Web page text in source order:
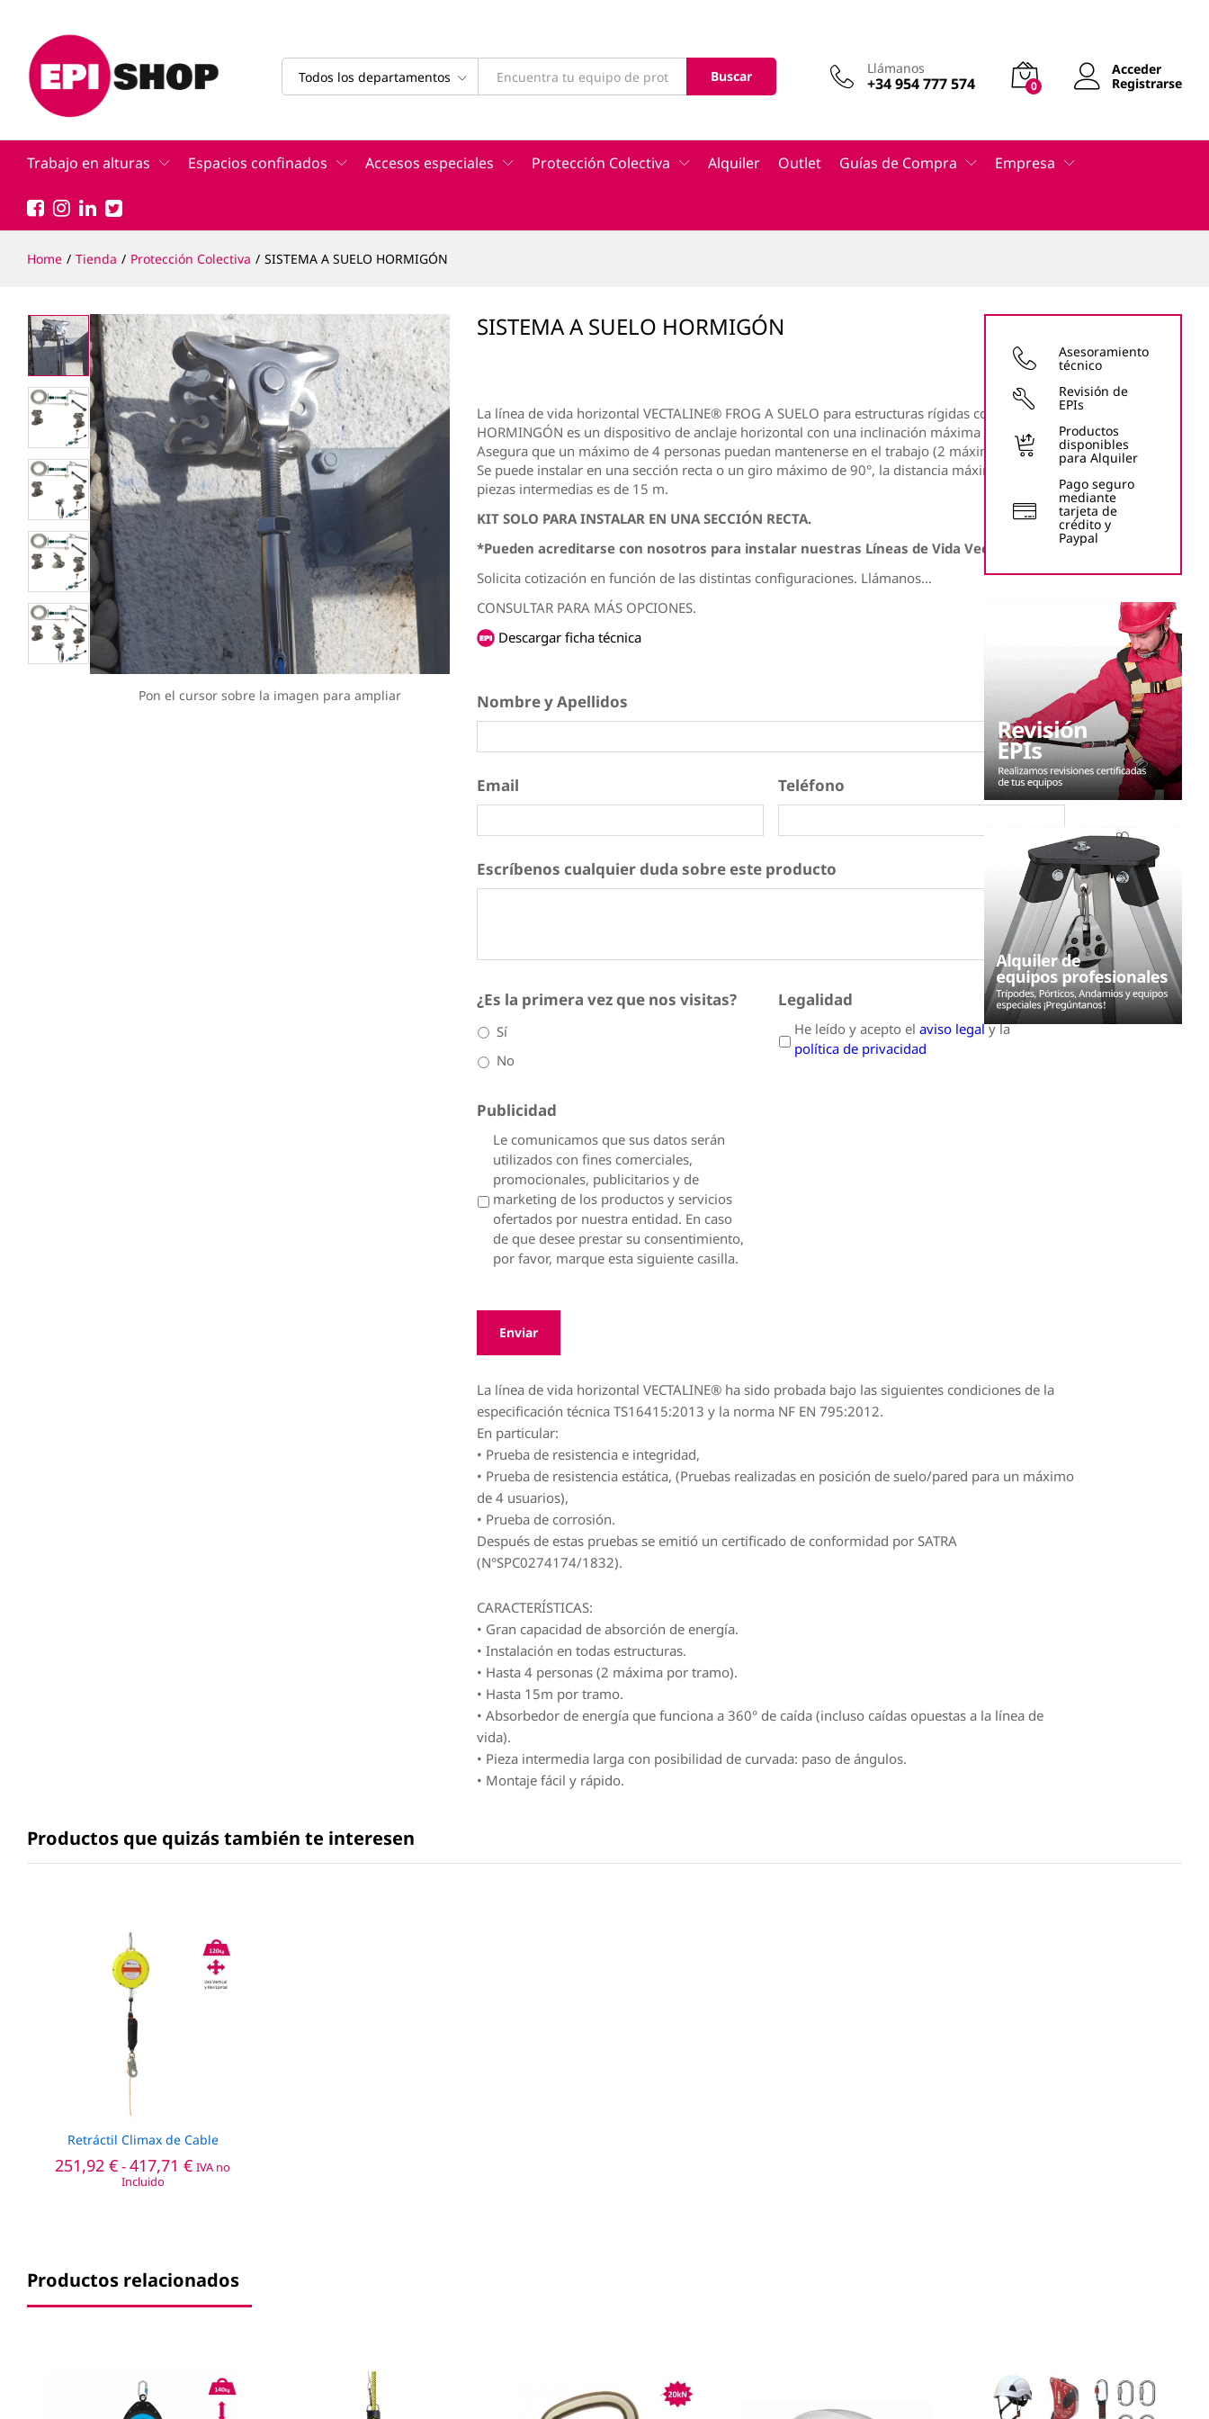
Todos los departamentos Buscar Llámanos
+34 954 777 574 0
Acceder
Registrarse
Trabajo en alturas Espacios confinados Accesos especiales Protección Colectiva Alquiler Outlet Guías de Compra Empresa
Home / Tienda / Protección Colectiva / SISTEMA A SUELO HORMIGÓN
Pon el cursor sobre la imagen para ampliar
SISTEMA A SUELO HORMIGÓN
La línea de vida horizontal VECTALINE® FROG A SUELO para estructuras rígidas como el
HORMINGÓN es un dispositivo de anclaje horizontal con una inclinación máxima de 15°.
Asegura que un máximo de 4 personas puedan mantenerse en el trabajo (2 máximo por tramo).
Se puede instalar en una sección recta o un giro máximo de 90°, la distancia máxima entre 2
piezas intermedias es de 15 m.
KIT SOLO PARA INSTALAR EN UNA SECCIÓN RECTA.
*Pueden acreditarse con nosotros para instalar nuestras Líneas de Vida Vectaline Frog.
Solicita cotización en función de las distintas configuraciones. Llámanos…
CONSULTAR PARA MÁS OPCIONES.
Descargar ficha técnica
Nombre y Apellidos
Email Teléfono
Escríbenos cualquier duda sobre este producto
¿Es la primera vez que nos visitas?
Sí
No
Legalidad
He leído y acepto el aviso legaly la
política de privacidad
Publicidad
Le comunicamos que sus datos serán
utilizados con fines comerciales,
promocionales, publicitarios y de
marketing de los productos y servicios
ofertados por nuestra entidad. En caso
de que desee prestar su consentimiento,
por favor, marque esta siguiente casilla.
La línea de vida horizontal VECTALINE® ha sido probada bajo las siguientes condiciones de la
especificación técnica TS16415:2013 y la norma NF EN 795:2012.
En particular:
• Prueba de resistencia e integridad,
• Prueba de resistencia estática, (Pruebas realizadas en posición de suelo/pared para un máximo
de 4 usuarios),
• Prueba de corrosión.
Después de estas pruebas se emitió un certificado de conformidad por SATRA
(N°SPC0274174/1832).
CARACTERÍSTICAS:
• Gran capacidad de absorción de energía.
• Instalación en todas estructuras.
• Hasta 4 personas (2 máxima por tramo).
• Hasta 15m por tramo.
• Absorbedor de energía que funciona a 360° de caída (incluso caídas opuestas a la línea de
vida).
• Pieza intermedia larga con posibilidad de curvada: paso de ángulos.
• Montaje fácil y rápido.
Asesoramiento
técnico
Revisión de
EPIs
Productos
disponibles
para Alquiler
Pago seguro
mediante
tarjeta de
crédito y
Paypal
Productos que quizás también te interesen
Retráctil Climax de Cable
251,92 €-417,71 €Rango
de
IVA no
Incluido
Productos relacionados